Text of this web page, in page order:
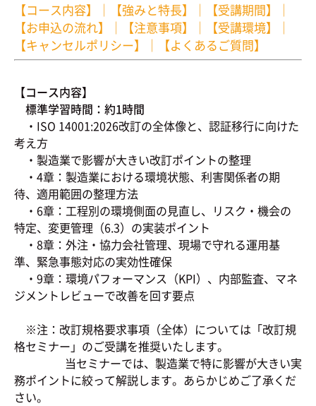
【コース内容】 ｜ 【強みと特長】 ｜ 【受講期間】
｜
【お申込の流れ】
｜ 【注意事項】 ｜ 【受講環境】
｜
【キャンセルポリシー】
｜ 【よくあるご質問】
【コース内容】
標準学習時間：約1時間
・ISO 14001:2026改訂の全体像と、認証移行に向けた
考え方
・製造業で影響が大きい改訂ポイントの整理
・4章：製造業における環境状態、利害関係者の期
待、適用範囲の整理方法
・6章：工程別の環境側面の見直し、リスク・機会の
特定、変更管理（6.3）の実装ポイント
・8章：外注・協力会社管理、現場で守れる運用基
準、緊急事態対応の実効性確保
・9章：環境パフォーマンス（KPI）、内部監査、マネ
ジメントレビューで改善を回す要点
※注：改訂規格要求事項（全体）については「改訂規
格セミナー」のご受講を推奨いたします。
当セミナーでは、製造業で特に影響が大きい実
務ポイントに絞って解説します。あらかじめご了承くだ
さい。